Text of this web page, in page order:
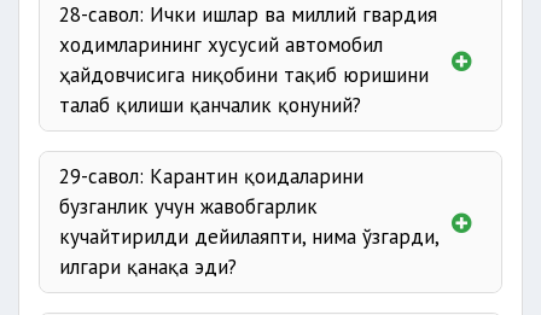
28-савол: Ички ишлар ва миллий гвардия
ходимларининг хусусий автомобил
ҳайдовчисига ниқобини тақиб юришини
талаб қилиши қанчалик қонуний?
29-савол: Карантин қоидаларини
бузганлик учун жавобгарлик
кучайтирилди дейилаяпти, нима ўзгарди,
илгари қанақа эди?